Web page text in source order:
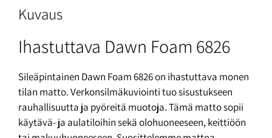
Kuvaus
Ihastuttava Dawn Foam 6826
Sileäpintainen Dawn Foam 6826 on ihastuttava monen
tilan matto. Verkonsilmäkuviointi tuo sisustukseen
rauhallisuutta ja pyöreitä muotoja. Tämä matto sopii
käytävä- ja aulatiloihin sekä olohuoneeseen, keittiöön